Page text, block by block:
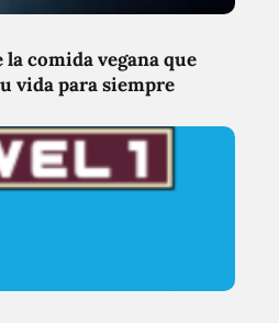
comida vegana que
vida para siempre